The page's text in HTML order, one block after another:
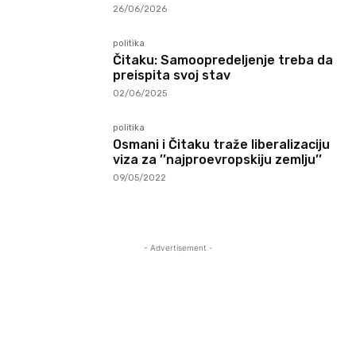
26/06/2026
politika
Čitaku: Samoopredeljenje treba da
preispita svoj stav
02/06/2025
politika
Osmani i Čitaku traže liberalizaciju
viza za ’’najproevropskiju zemlju’’
09/05/2022
- Advertisement -